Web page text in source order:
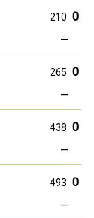
210 0
—
265 0
—
438 0
—
493 0
—